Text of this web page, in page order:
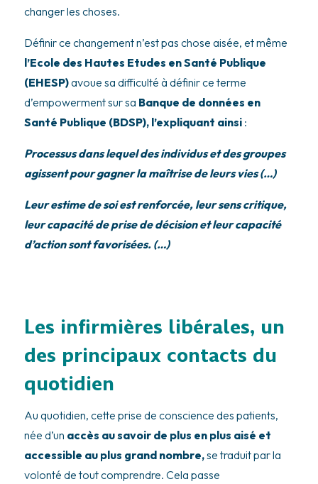
changer les choses.
Définir ce changement n’est pas chose aisée, et même
l’Ecole des Hautes Etudes en Santé Publique
(EHESP)avoue sa difficulté à définir ce terme
d’empowerment sur sa Banque de données en
Santé Publique (BDSP), l’expliquant ainsi :
Processus dans lequel des individus et des groupes
agissent pour gagner lamaîtrisede leurs vies (…)
Leur estime de soi est renforcée, leur sens critique,
leur capacité de prise de décision et leur capacité
d’action sont favorisées. (…)
Les infirmières libérales, un
des principaux contacts du
quotidien
Au quotidien, cette prise de conscience des patients,
née d’un accès au savoir de plus en plus aisé et
accessible au plus grand nombre,se traduit par la
volonté de tout comprendre. Cela passe